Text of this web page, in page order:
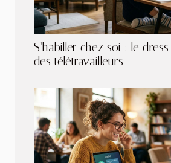
S’habiller chez soi : le
des télétravailleurs